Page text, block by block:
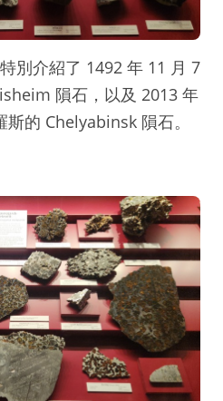
別介紹了 1492 年 11 月 7
隕石，以及 2013 年
的 Chelyabinsk 隕石。